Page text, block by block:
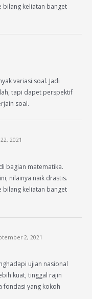
bilang keliatan banget
variasi soal. Jadi
tapi dapet perspektif
soal.
2021
bagian matematika.
nilainya naik drastis.
bilang keliatan banget
2, 2021
ujian nasional
kuat, tinggal rajin
fondasi yang kokoh